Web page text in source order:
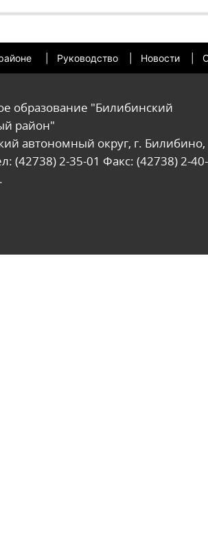
Руководство Новости
образование "Билибинский
район"
автономный округ, г. Билибино,
(42738) 2-35-01 Факс: (42738) 2-